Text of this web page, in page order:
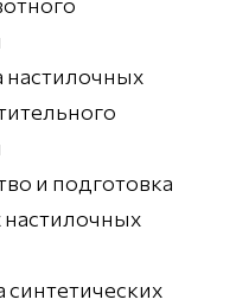
настилочных
и подготовка
синтетических